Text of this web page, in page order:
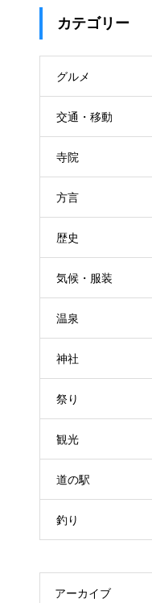
カテゴリー
グルメ
交通・移動
寺院
方言
歴史
気候・服装
温泉
神社
祭り
観光
道の駅
釣り
アーカイブ